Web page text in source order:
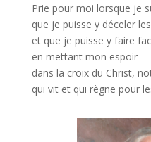
Prie pour moi lorsque je
que je puisse y déceler
et que je puisse y faire
en mettant mon espoir
dans la croix du Christ,
qui vit et qui règne pour